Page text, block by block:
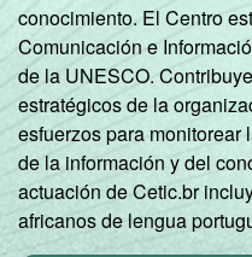
conocimiento. El Centro
Comunicación e
de la UNESCO.
estratégicos de la
esfuerzos para
de la información y del
actuación de Cetic.br
africanos de lengua